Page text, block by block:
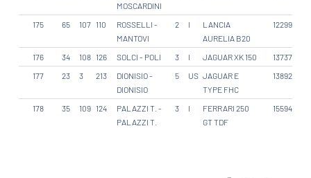
MOSCARDINI
175 65 107 110
ROSSELLI -
MANTOVI
2 I
LANCIA
AURELIA B20
12299
176 34 108 126 SOLCI - POLI 3 I JAGUAR XK 150
13737
177
23 3 213
DIONISIO -
DIONISIO
5 US JAGUAR E
TYPE FHC
13892
178 35 109 124
PALAZZI T. -
PALAZZI T.
3 I
FERRARI 250
GT TDF
15594